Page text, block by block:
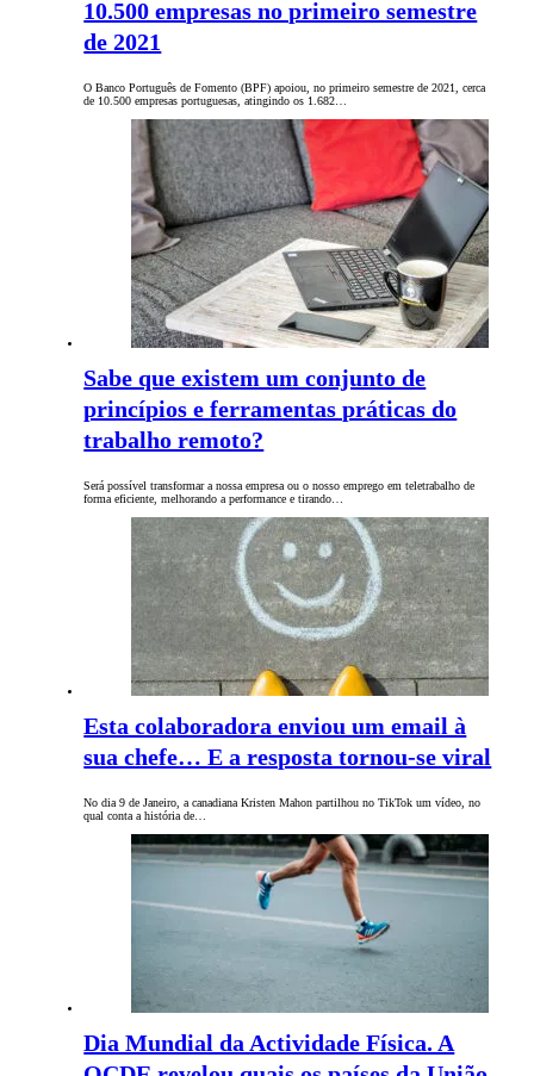
10.500 empresas no primeiro semestre
de 2021
O Banco Português de Fomento (BPF) apoiou, no primeiro semestre de 2021, cerca
de 10.500 empresas portuguesas, atingindo os 1.682…
Sabe que existem um conjunto de
princípios e ferramentas práticas do
trabalho remoto?
Será possível transformar a nossa empresa ou o nosso emprego em teletrabalho de
forma eficiente, melhorando a performance e tirando…
Esta colaboradora enviou um email à
sua chefe… E a resposta tornou-se viral
No dia 9 de Janeiro, a canadiana Kristen Mahon partilhou no TikTok um vídeo, no
qual conta a história de…
Dia Mundial da Actividade Física. A